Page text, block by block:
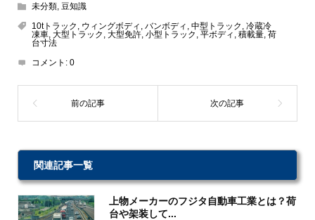
未分類, 豆知識
10tトラック
ウィングボディ バンボディ 中型トラック 冷蔵冷
凍車, 大型トラック 大型免許, 小型トラック 平ボディ 積載量, 荷
台寸法
コメント: 0
関連記事一覧
上物メーカーのフジタ自動車工業とは？荷
台や架装して...